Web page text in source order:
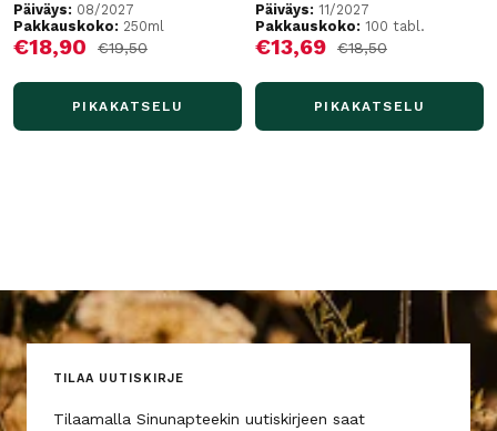
Päiväys: 08/2027
Pakkauskoko: 250ml
Alennushinta
€18,90 Normaalihinta
€19,50
PIKAKATSELU
Päiväys: 11/2027
Pakkauskoko: 100 tabl.
Alennushinta
€13,69 Normaalihinta
€18,50
PIKAKATSELU
TILAA UUTISKIRJE
Tilaamalla Sinunapteekin uutiskirjeen saat